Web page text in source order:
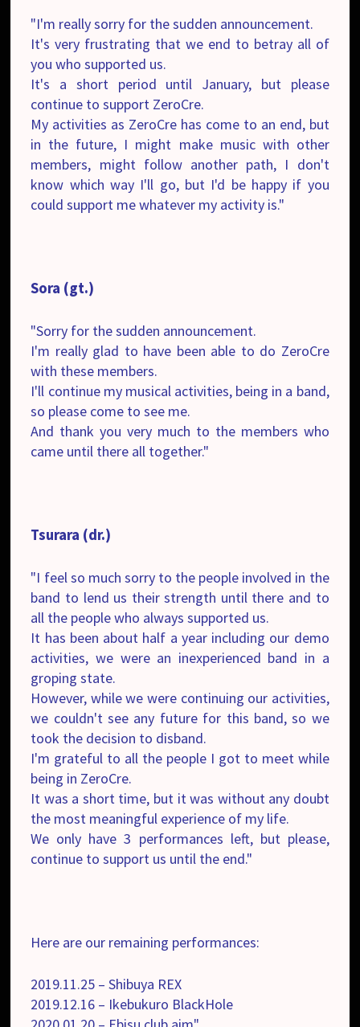
"I'm really sorry for the sudden announcement.
It's very frustrating that we end to betray all of
you who supported us.
It's a short period until January, but please
continue to support ZeroCre.
My activities as ZeroCre has come to an end, but
in the future, I might make music with other
members, might follow another path, I don't
know which way I'll go, but I'd be happy if you
could support me whatever my activity is."
Sora (gt.)
"Sorry for the sudden announcement.
I'm really glad to have been able to do ZeroCre
with these members.
I'll continue my musical activities, being in a band,
so please come to see me.
And thank you very much to the members who
came until there all together."
Tsurara (dr.)
"I feel so much sorry to the people involved in the
band to lend us their strength until there and to
all the people who always supported us.
It has been about half a year including our demo
activities, we were an inexperienced band in a
groping state.
However, while we were continuing our activities,
we couldn't see any future for this band, so we
took the decision to disband.
I'm grateful to all the people I got to meet while
being in ZeroCre.
It was a short time, but it was without any doubt
the most meaningful experience of my life.
We only have 3 performances left, but please,
continue to support us until the end."
Here are our remaining performances:
2019.11.25 – Shibuya REX
2019.12.16 – Ikebukuro BlackHole